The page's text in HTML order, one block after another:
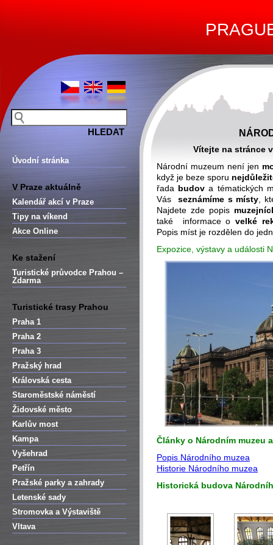
Úvodní stránka
V Praze aktuálně
Kalendář akcí v Praze
Tipy na víkend
Akce Online
Ke stažení
Turistické průvodce Prahou –
Zdarma
Turistické trasy Prahou
Praha 1
Praha 2
Praha 3
Pražský hrad
Královská cesta
Staroměstské náměstí
Židovské město
Karlův most
Kampa
Vyšehrad
Petřín
Pražské parky a zahrady
Letenské sady
Stromovka a Výstaviště
Vltava
Vítejte na stránce
Národní muzeum není jen
když je beze sporu
řada budov a tématických
Vás
seznámíme s místy ,
Najdete zde popis
také informace o velké
Popis míst je rozdělen do
Expozice, výstavy a události
Články o Národním muzeu
Popis Národního muzea
Historie Národního muzea
Historická budova